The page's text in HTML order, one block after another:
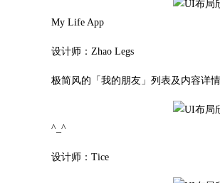
My Life App
设计师：Zhao Legs
极简风的「我的朋友」列表及内容详情
^_^
设计师：Tice